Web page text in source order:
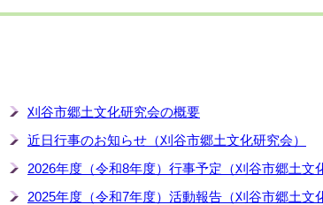
刈谷市郷土文化研究会の概要
近日行事のお知らせ（刈谷市郷土文化研究会）
2026年度（令和8年度）行事予定（刈谷市郷土文
2025年度（令和7年度）活動報告（刈谷市郷土文